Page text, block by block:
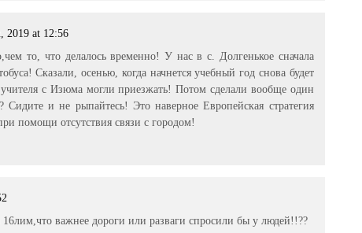
2019 at 12:56
то, что делалось временно! У нас в с. Долгенькое сначала
Сказали, осенью, когда начнется учебный год снова будет
с Изюма могли приезжать! Потом сделали вообще один
и не рыпайтесь! Это наверное Европейская стратегия
помощи отсутствия связи с городом!
16лим,что важнее дороги или разваги спросили бы у людей!!??